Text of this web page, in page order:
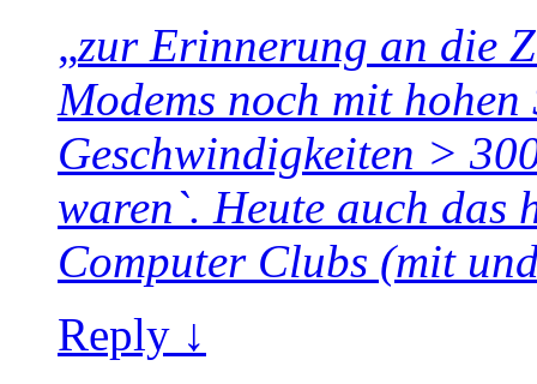
„zur Erinnerung an die
Modems noch mit
Geschwindigkeiten >
waren`. Heute auch das
Computer Clubs (mit
Reply ↓